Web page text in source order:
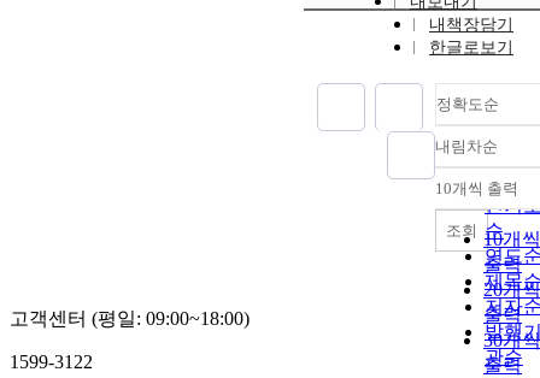
내책장담기
한글로보기
정확도순
정확
순
인기
순
연도
제목
저자
발행
관순
내림차순
내림
10개씩 출력
10개씩
출력
20개씩
출력
30개씩
출력
조회
고객센터 (평일: 09:00~18:00)
1599-3122